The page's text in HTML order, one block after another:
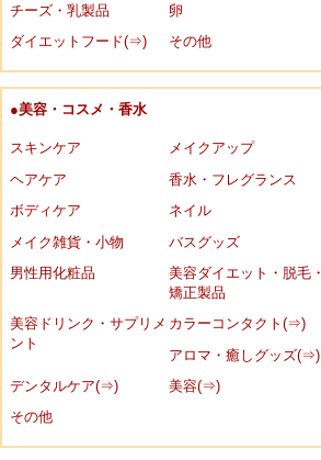
チーズ・乳製品
卵
ダイエットフード(⇒)
その他
●美容・コスメ・香水
スキンケア
メイクアップ
ヘアケア
香水・フレグランス
ボディケア
ネイル
メイク雑貨・小物
バスグッズ
男性用化粧品
美容ダイエット・脱毛・
矯正製品
美容ドリンク・サプリメ
ント
カラーコンタクト(⇒)
アロマ・癒しグッズ(⇒)
デンタルケア(⇒)
美容(⇒)
その他